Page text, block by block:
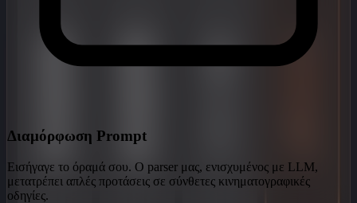
Διαμόρφωση Prompt
Εισήγαγε το όραμά σου. Ο parser μας, ενισχυμένος με LLM,
μετατρέπει απλές προτάσεις σε σύνθετες κινηματογραφικές
οδηγίες.